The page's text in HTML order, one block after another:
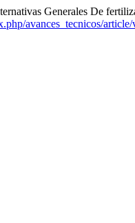
Generales De
avances_tecnicos/